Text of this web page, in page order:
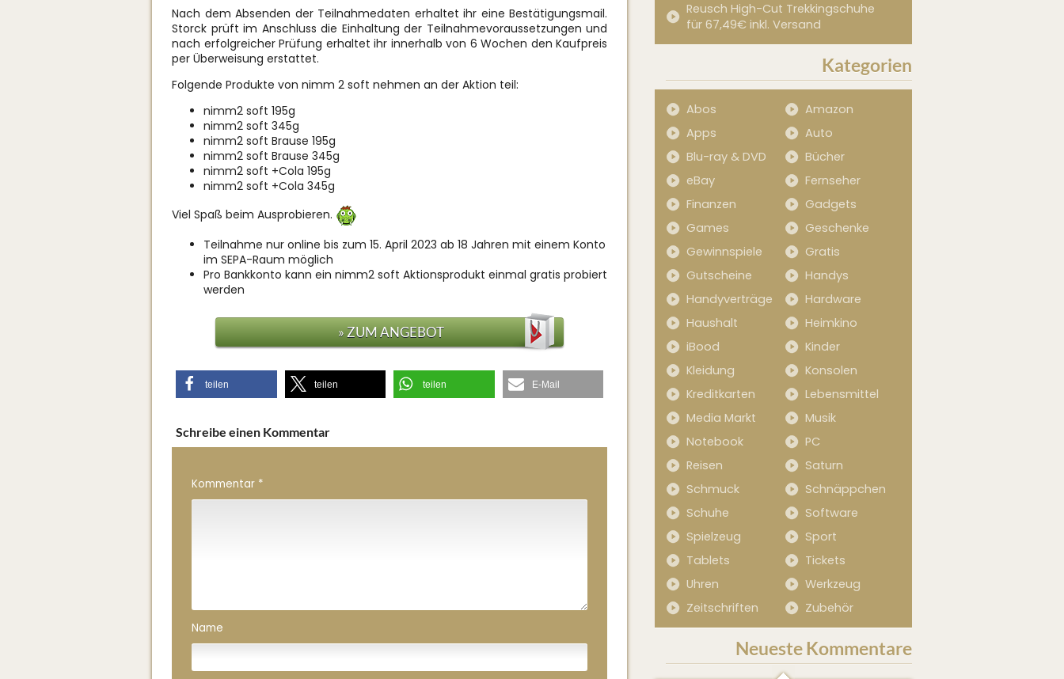
Nach dem Absenden der Teilnahmedaten erhaltet ihr eine Bestätigungsmail.
Storck prüft im Anschluss die Einhaltung der Teilnahmevoraussetzungen und
nach erfolgreicher Prüfung erhaltet ihr innerhalb von 6 Wochen den Kaufpreis
per Überweisung erstattet.
Folgende Produkte von nimm 2 soft nehmen an der Aktion teil:
nimm2 soft 195g
nimm2 soft 345g
nimm2 soft Brause 195g
nimm2 soft Brause 345g
nimm2 soft +Cola 195g
nimm2 soft +Cola 345g
Viel Spaß beim Ausprobieren.
Teilnahme nur online bis zum 15. April 2023 ab 18 Jahren mit einem Konto
im SEPA-Raum möglich
Pro Bankkonto kann ein nimm2 soft Aktionsprodukt einmal gratis probiert
werden
» ZUM ANGEBOT
teilen teilen teilen E-Mail
Schreibe einen Kommentar
Kommentar *
Name
Reusch High-Cut Trekkingschuhe
für 67,49€ inkl. Versand
Kategorien
Abos
Amazon
Apps
Auto
Blu-ray & DVD
Bücher
eBay
Fernseher
Finanzen
Gadgets
Games
Geschenke
Gewinnspiele
Gratis
Gutscheine
Handys
Handyverträge
Hardware
Haushalt
Heimkino
iBood
Kinder
Kleidung
Konsolen
Kreditkarten
Lebensmittel
Media Markt
Musik
Notebook
PC
Reisen
Saturn
Schmuck
Schnäppchen
Schuhe
Software
Spielzeug
Sport
Tablets
Tickets
Uhren
Werkzeug
Zeitschriften
Zubehör
Neueste Kommentare